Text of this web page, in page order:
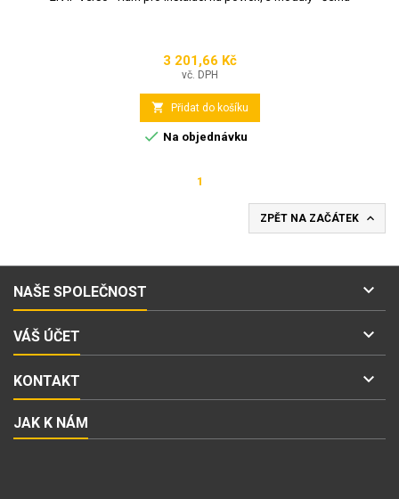
Cena
3 201,66 Kč
vč. DPH
 Přidat do košíku
 Na objednávku
1
ZPĚT NA ZAČÁTEK 
NAŠE SPOLEČNOST 
VÁŠ ÚČET 
KONTAKT 
JAK K NÁM